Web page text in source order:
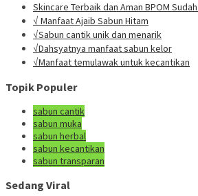
Skincare Terbaik dan Aman BPOM
√ Manfaat Ajaib Sabun Hitam
√Sabun cantik unik dan menarik
√Dahsyatnya manfaat sabun kelor
√Manfaat temulawak untuk kecantikan
Topik Populer
sabun cantik
sabun muka
sabun herbal
sabun kecantikan
sabun transparan
Sedang Viral